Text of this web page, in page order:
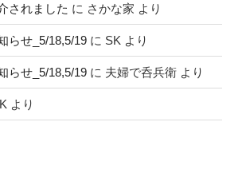
されました に さかな家 より
らせ_5/18,5/19 に SK より
らせ_5/18,5/19 に 夫婦で呑兵衛 より
より